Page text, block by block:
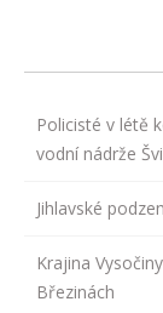
Policisté v létě
vodní nádrže
Jihlavské
Krajina
Březinách